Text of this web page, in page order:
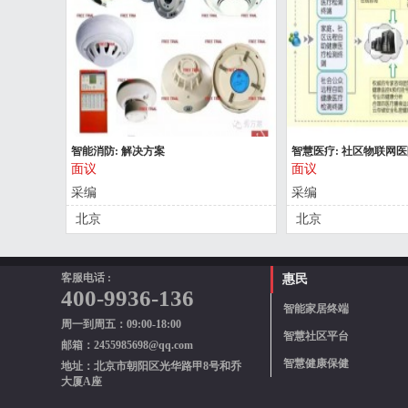
智能消防: 解决方案
面议
采编
北京
智慧医疗: 社区物联网
面议
采编
北京
客服电话 :
400-9936-136
周一到周五：09:00-18:00
邮箱：2455985698@qq.com
地址：北京市朝阳区光华路甲8号和乔
大厦A座
惠民
智能家居终端
智慧社区平台
智慧健康保健